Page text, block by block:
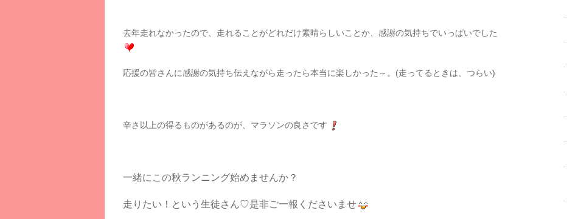
去年走れなかったので、走れることがどれだけ素晴らしいことか、感謝の気持ちでいっぱいでした
応援の皆さんに感謝の気持ち伝えながら走ったら本当に楽しかった～。(走ってるときは、つらい)
辛さ以上の得るものがあるのが、マラソンの良さです
一緒にこの秋ランニング始めませんか？
走りたい！という生徒さん♡是非ご一報くださいませ